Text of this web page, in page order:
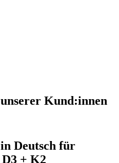
Kund:innen
Deutsch für
+ K2